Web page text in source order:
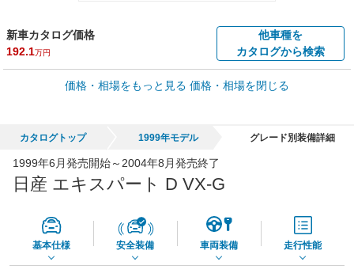
新車カタログ価格
192.1万円
他車種を
カタログから検索
車買取価格 *
車買取相場
65,050円
価格・相場をもっと見る 価格・相場を閉じる
カタログトップ 1999年モデル グレード別装備詳細
1999年6月発売開始～2004年8月発売終了
日産 エキスパート D VX-G
基本仕様 安全装備 車両装備 走行性能